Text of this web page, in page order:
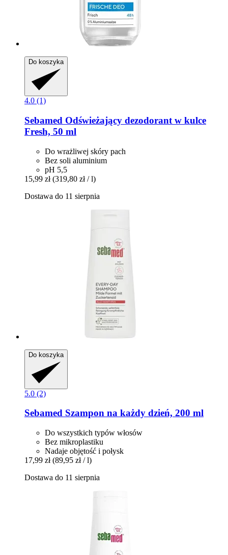
Do koszyka
4.0 (1)
Sebamed Odświeżający dezodorant w kulce
Fresh, 50 ml
Do wrażliwej skóry pach
Bez soli aluminium
pH 5,5
15,99 zł (319,80 zł / l)
Dostawa do 11 sierpnia
Do koszyka
5.0 (2)
Sebamed Szampon na każdy dzień, 200 ml
Do wszystkich typów włosów
Bez mikroplastiku
Nadaje objętość i połysk
17,99 zł (89,95 zł / l)
Dostawa do 11 sierpnia